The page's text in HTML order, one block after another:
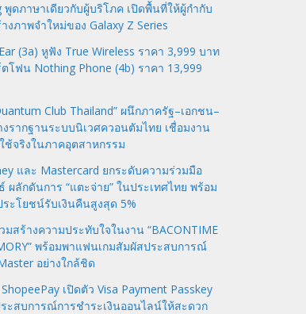
พูดภาษาเดียวกับผู้บริโภค เปิดพื้นที่ให้ผู้กำกับ
งภาพจำใหม่ของ Galaxy Z Series
(3a) หูฟัง True Wireless ราคา 3,999 บาท
โฟน Nothing Phone (4b) ราคา 13,999
Club Thailand” ผนึกภาครัฐ–เอกชน–
รากฐานระบบนิเวศควอนตัมไทย เชื่อมงาน
ช้จริงในภาคอุตสาหกรรม
และ Mastercard ยกระดับความร่วมมือ
ผลักดันการ “แตะจ่าย” ในประเทศไทย พร้อม
ะโยชน์รับเงินคืนสูงสุด 5%
มสร้างความประทับใจในงาน “BACONTIME
พร้อมพาแฟนเกมสัมผัสประสบการณ์
อย่างใกล้ชิด
เปิดตัว Visa Payment Passkey
ะสบการณ์การชำระเงินออนไลน์ให้สะดวก